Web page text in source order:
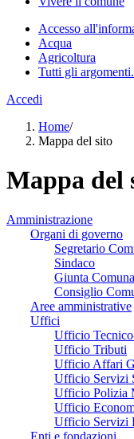
Accesso
Acqua
Agricoltura
Tutti gli
Accedi
Home/
Mappa del sito
Mappa del
Amministrazione
Organi di governo
Segretario
Sindaco
Giunta
Consiglio
Aree amministrative
Uffici
Ufficio
Ufficio Tributi
Ufficio Affari
Ufficio Servizi
Ufficio Polizia
Ufficio
Ufficio Servizi
Enti e fondazioni